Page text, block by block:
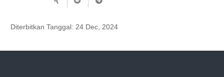
Diterbitkan Tanggal: 24 Dec, 2024